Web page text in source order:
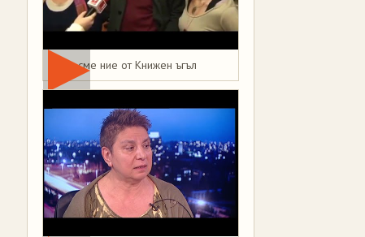
Това сме ние от Книжен ъгъл